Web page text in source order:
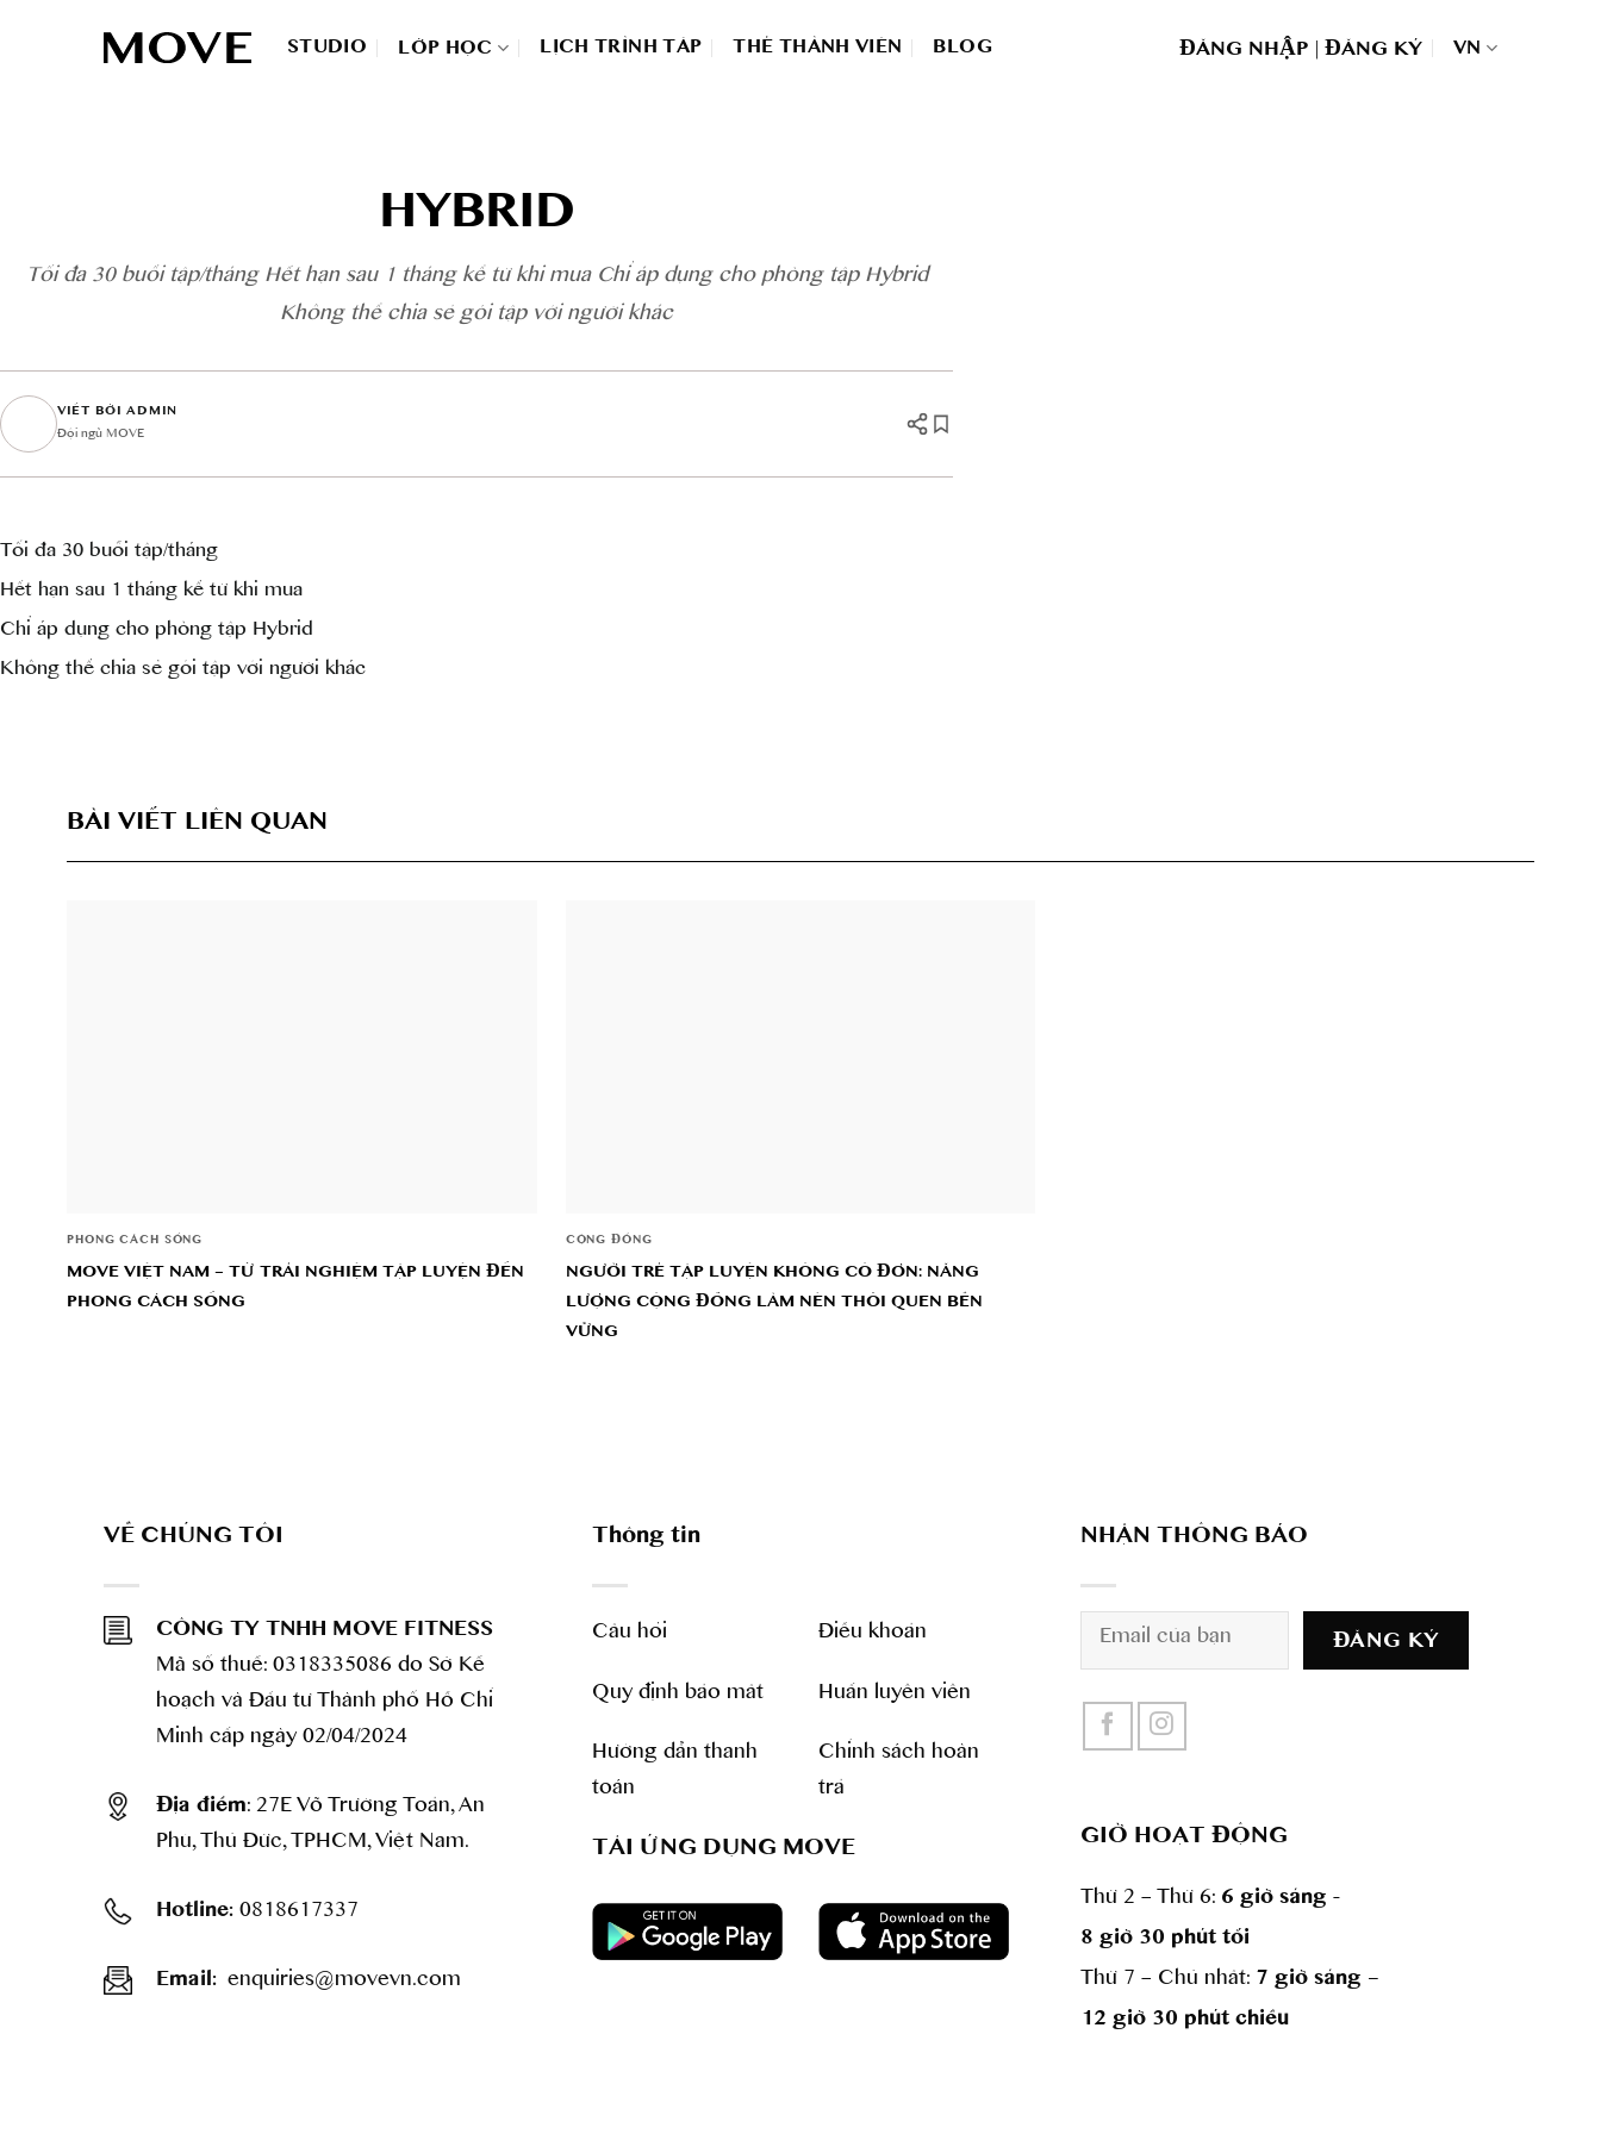
STUDIO LỚP HỌC LỊCH TRÌNH TÂP THẺ THÀNH VIÊN BLOG ĐĂNG NHẬP | ĐĂNG KÝ VN
HYBRID
Tối đa 30 buổi tập/tháng Hết hạn sau 1 tháng kể từ khi mua Chỉ áp dụng cho phòng tập Hybrid
Không thể chia sẻ gói tập với người khác
VIẾT BỞI ADMIN
Đội ngũ MOVE
Tối đa 30 buổi tập/tháng
Hết hạn sau 1 tháng kể từ khi mua
Chỉ áp dụng cho phòng tập Hybrid
Không thể chia sẻ gói tập với người khác
BÀI VIẾT LIÊN QUAN
PHONG CÁCH SỐNG
MOVE VIỆT NAM – TỪ TRẢI NGHIỆM TẬP LUYỆN ĐẾN
PHONG CÁCH SỐNG
CỘNG ĐỒNG
NGƯỜI TRẺ TẬP LUYỆN KHÔNG CÔ ĐƠN: NĂNG
LƯỢNG CỘNG ĐỒNG LÀM NÊN THÓI QUEN BỀN
VỮNG
VỀ CHÚNG TÔI
CÔNG TY TNHH MOVE FITNESS
Mã số thuế: 0318335086 do Sở Kế
hoạch và Đầu tư Thành phố Hồ Chí
Minh cấp ngày 02/04/2024
Địa điểm: 27E Võ Trường Toản, An
Phú, Thủ Đức, TPHCM, Việt Nam.
Hotline: 0818617337
Email: enquiries@movevn.com
Thông tin
Câu hỏi
Quy định bảo mât
Hướng dẫn thanh
toán
Điều khoản
Huấn luyên viên
Chính sách hoàn
trả
NHẬN THÔNG BÁO
TẢI ỨNG DỤNG MOVE GIỜ HOẠT ĐỘNG
Thứ 2 – Thứ 6: 6 giờ sáng -
8 giờ 30 phút tối
Thứ 7 – Chủ nhât: 7 giờ sáng –
12 giờ 30 phút chiều